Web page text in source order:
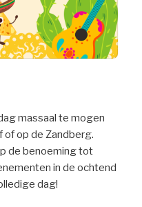
massaal te mogen
op de Zandberg.
de benoeming tot
in de ochtend
dag!